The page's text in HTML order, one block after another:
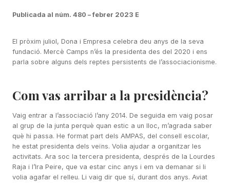
Publicada al núm. 480 – febrer 2023 E
El pròxim juliol, Dona i Empresa celebra deu anys de la seva
fundació. Mercè Camps n’és la presidenta des del 2020 i ens
parla sobre alguns dels reptes persistents de l’associacionisme.
Com vas arribar a la presidència?
Vaig entrar a l’associació l’any 2014. De seguida em vaig posar
al grup de la junta perquè quan estic a un lloc, m’agrada saber
què hi passa. He format part dels AMPAS, del consell escolar,
he estat presidenta dels veïns. Volia ajudar a organitzar les
activitats. Ara soc la tercera presidenta, després de la Lourdes
Raja i l’Ira Peire, que va estar cinc anys i em va demanar si li
volia agafar el relleu. Li vaig dir que sí, durant dos anys. Aviat